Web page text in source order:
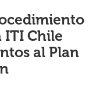
ITI Chile
al Plan